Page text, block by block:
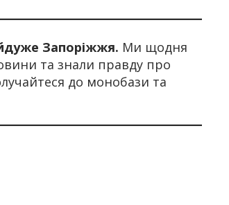
Запоріжжя. Ми щодня
та знали правду про
до монобази та